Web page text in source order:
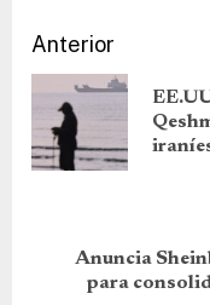
Anterior
Anuncia
para